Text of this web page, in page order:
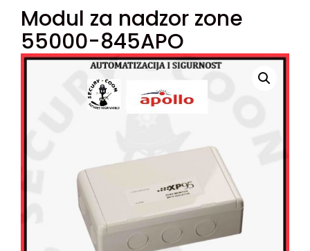
Modul za nadzor zone
55000-845APO